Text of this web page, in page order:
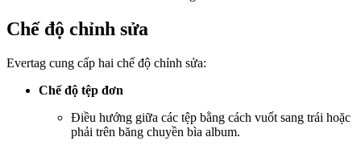
Chế độ chỉnh sửa
Evertag cung cấp hai chế độ chỉnh sửa:
Chế độ tệp đơn
Điều hướng giữa các tệp bằng cách vuốt sang trái hoặc
phải trên băng chuyền bìa album.